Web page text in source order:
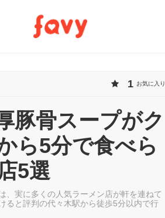
1 お気に入り
豚骨スープがク
ら5分で食べら
5選
、実に多くの人気ラーメン店が軒を連ねて
ると評判の代々木駅から徒歩5分以内で行